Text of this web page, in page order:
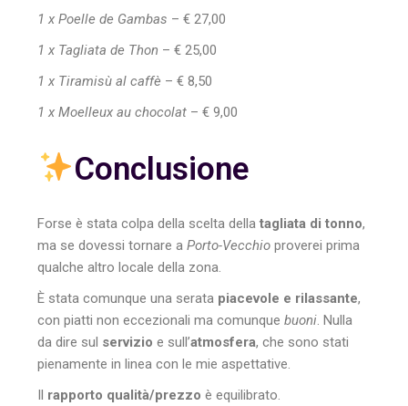
1 x Poelle de Gambas – € 27,00
1 x Tagliata de Thon – € 25,00
1 x Tiramisù al caffè – € 8,50
1 x Moelleux au chocolat – € 9,00
Conclusione
Forse è stata colpa della scelta dellatagliata di tonno,
ma se dovessi tornare aPorto-Vecchio proverei prima
qualche altro locale della zona.
È stata comunque una serata piacevole e rilassante,
con piatti non eccezionali ma comunquebuoni. Nulla
da dire sul servizio e sull’atmosfera, che sono stati
pienamente in linea con le mie aspettative.
Il rapporto qualità/prezzo è equilibrato.